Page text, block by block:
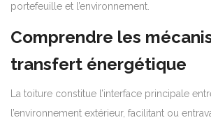
portefeuille et l’environnement.
Comprendre les
transfert énergétique
La toiture constitue l’interface principale
l’environnement extérieur, facilitant ou